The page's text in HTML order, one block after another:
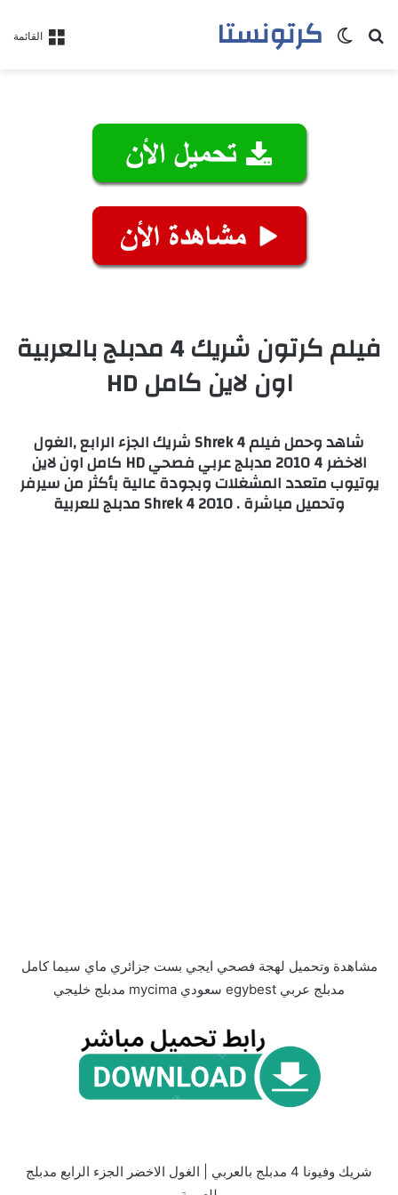
القائمة كرتونستابحث عنالوضع المظلم
فيلم كرتون شريك 4 مدبلج بالعربية
اون لاين كامل HD
شاهد وحمل فيلم Shrek 4 شريك الجزء الرابع ,الغول
الاخضر 4 2010 مدبلج عربي فصحي HD كامل اون لاين
يوتيوب متعدد المشغلات وبجودة عالية بأكثر من سيرفر
وتحميل مباشرة . Shrek 4 2010 مدبلج للعربية
مشاهدة وتحميل لهجة فصحي ايجي بست جزائري ماي سيما كامل
مدبلج عربي egybest سعودي mycima مدبلج خليجي
شريك وفيونا 4 مدبلج بالعربي | الغول الاخضر الجزء الرابع مدبلج